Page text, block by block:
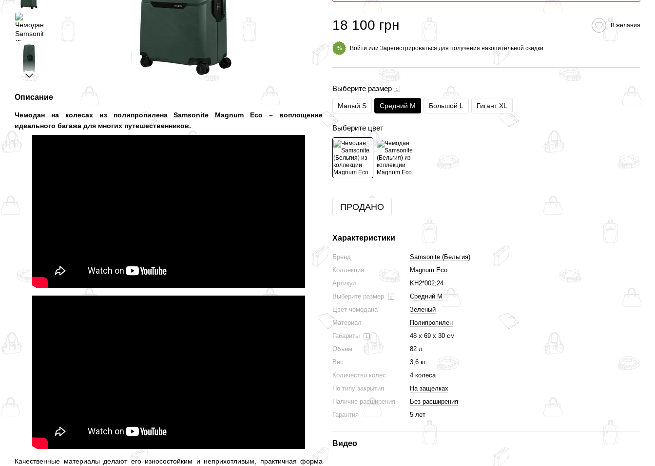
Описание
Чемодан на колесах из полипропилена Samsonite Magnum Eco – воплощение
идеального багажа для многих путешественников.
Качественные материалы делают его износостойким и неприхотливым, практичная форма
18 100 грн В желания
% Войти или Зарегистрироваться для получения накопительной скидки
Выберите размер
Малый S Средний M Большой L Гигант XL
Выберите цвет
ПРОДАНО
Характеристики
Бренд
Samsonite (Бельгия)
Коллекция
Magnum Eco
Артикул
KH2*002;24
Выберите размер
Средний M
Цвет чемодана
Зеленый
Материал
Полипропилен
Габариты
48 х 69 х 30 см
Объем
82 л
Вес
3,6 кг
Количество колес
4 колеса
По типу закрытия
На защелках
Наличие расширения
Без расширения
Гарантия
5 лет
Видео